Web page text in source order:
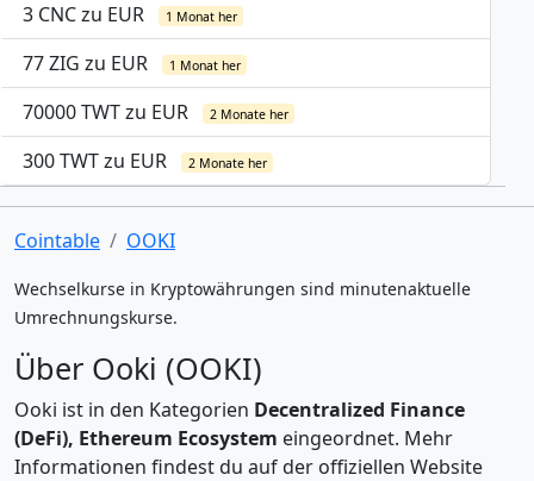
3 CNC zu EUR 1 Monat her
77 ZIG zu EUR 1 Monat her
70000 TWT zu EUR 2 Monate her
300 TWT zu EUR 2 Monate her
Cointable OOKI
Wechselkurse in Kryptowährungen sind minutenaktuelle
Umrechnungskurse.
Über Ooki (OOKI)
Ooki ist in den Kategorien Decentralized Finance
(DeFi), Ethereum Ecosystem eingeordnet. Mehr
Informationen findest du auf der offiziellen Website